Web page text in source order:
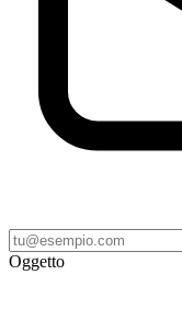
Oggetto